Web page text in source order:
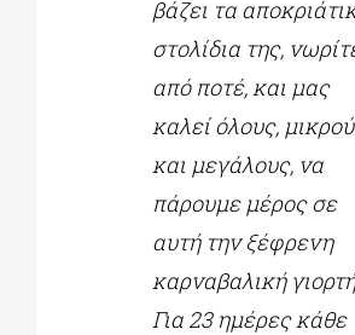
βάζει τα
στολίδια της,
από ποτέ, και μας
καλεί όλους,
και μεγάλους, να
πάρουμε μέρος σε
αυτή την ξέφρενη
καρναβαλική
Για 23 ημέρες κάθε